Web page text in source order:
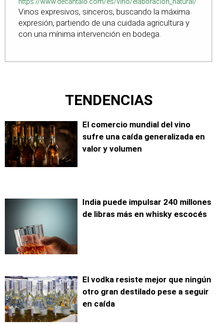
Vinos expresivos, sinceros, buscando la máxima
expresión, partiendo de una cuidada agricultura y
con una mínima intervención en bodega.
TENDENCIAS
El comercio mundial del vino
sufre una caída generalizada en
valor y volumen
India puede impulsar 240 millones
de libras más en whisky escocés
El vodka resiste mejor que ningún
otro gran destilado pese a seguir
en caída